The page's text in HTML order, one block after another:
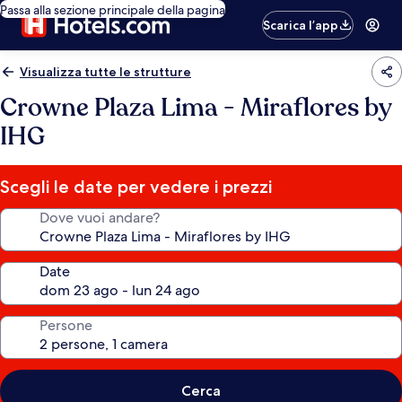
Passa alla sezione principale della pagina
Scarica l’app
Visualizza tutte le strutture
Crowne Plaza Lima - Miraflores by
IHG
Scegli le date per vedere i prezzi
Dove vuoi andare?
Date
Persone
Cerca